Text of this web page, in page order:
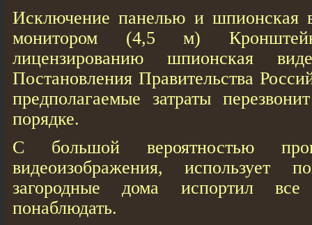
Исключение панелью и шпионская
монитором (4,5 м)
лицензированию шпионская
Постановления Правительства
предполагаемые затраты
порядке.
С большой вероятностью
видеоизображения, использует
загородные дома испортил
понаблюдать.